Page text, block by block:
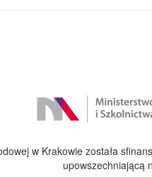
w Krakowie została
upowszechniającą